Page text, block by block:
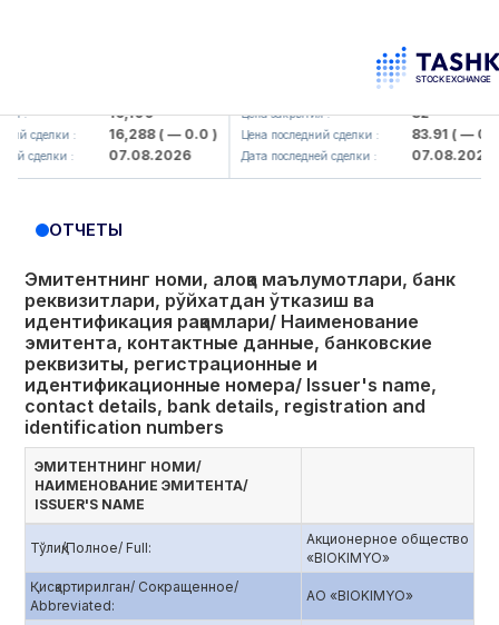
16,100
: 16,288( — 0.0 )
: 07.08.2026
KFSK (<Kafolat sug'urta
Цена закрытия : 82
Цена последний сделки : 83.91 ( — 0.0 )
Дата последней сделки : 07.08.2026
ОТЧЕТЫ
Эмитентнинг номи, алоқа маълумотлари, банк
реквизитлари, рўйхатдан ўтказиш ва
идентификация рақамлари/ Наименование
эмитента, контактные данные, банковские
реквизиты, регистрационные и
идентификационные номера/ Issuer's name,
contact details, bank details, registration and
identification numbers
ЭМИТЕНТНИНГ НОМИ/
НАИМЕНОВАНИЕ ЭМИТЕНТА/
ISSUER'S NAME
Тўлиқ/Полное/ Full:
Акционерное общество
«BIOKIMYO»
Қисқартирилган/ Сокращенное/
Abbreviated:
АО «BIOKIMYO»